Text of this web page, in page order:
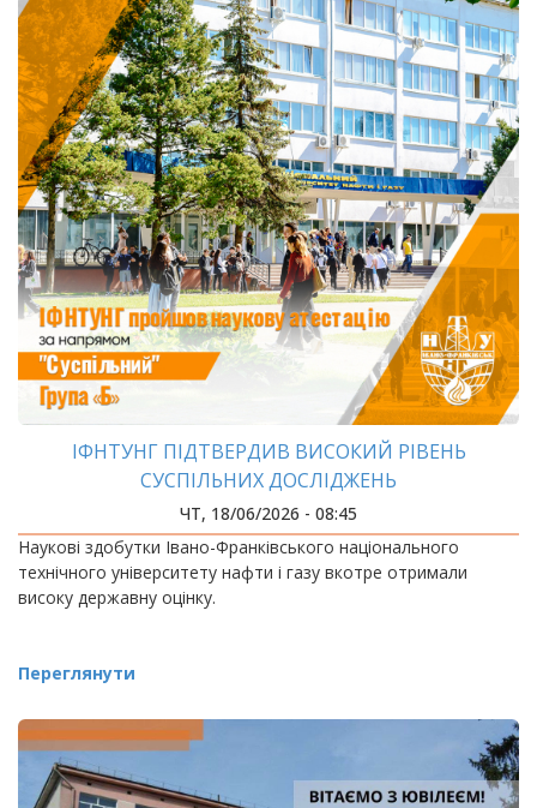
ІФНТУНГ ПІДТВЕРДИВ ВИСОКИЙ РІВЕНЬ
СУСПІЛЬНИХ ДОСЛІДЖЕНЬ
ЧТ, 18/06/2026 - 08:45
Наукові здобутки Івано-Франківського національного
технічного університету нафти і газу вкотре отримали
високу державну оцінку.
Переглянути